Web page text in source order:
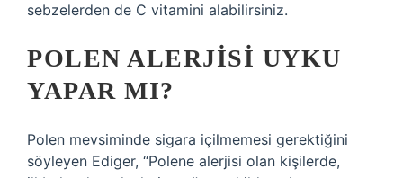
sebzelerden de C vitamini alabilirsiniz.
POLEN ALERJISI UYKU
YAPAR MI?
Polen mevsiminde sigara içilmemesi gerektiğini
söyleyen Ediger, “Polene alerjisi olan kişilerde,